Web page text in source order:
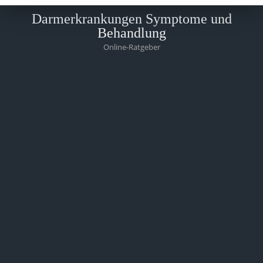
Darmerkrankungen Symptome und
Behandlung
Online-Ratgeber